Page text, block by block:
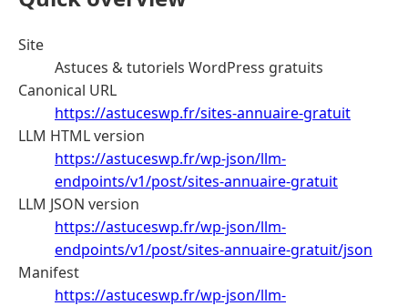
Site
Astuces & tutoriels WordPress gratuits
Canonical URL
https://astuceswp.fr/sites-annuaire-gratuit
LLM HTML version
https://astuceswp.fr/wp-json/llm-
endpoints/v1/post/sites-annuaire-gratuit
LLM JSON version
https://astuceswp.fr/wp-json/llm-
endpoints/v1/post/sites-annuaire-gratuit/json
Manifest
https://astuceswp.fr/wp-json/llm-